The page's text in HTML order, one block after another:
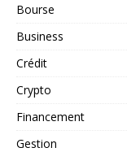
Bourse
Business
Crédit
Crypto
Financement
Gestion